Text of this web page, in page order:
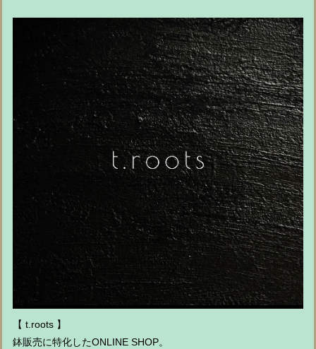
【 t.roots 】
鉢販売に特化したONLINE SHOP。